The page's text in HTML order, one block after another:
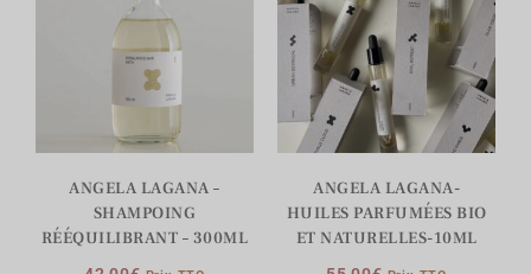
ANGELA LAGANA –
SHAMPOING
RÉÉQUILIBRANT – 300ML
ANGELA LAGANA-
HUILES PARFUMÉES BIO
ET NATURELLES-10ML